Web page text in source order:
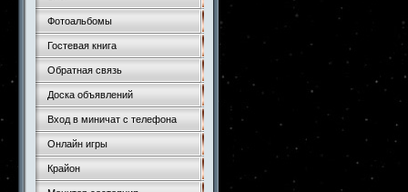
Фотоальбомы
Гостевая книга
Обратная связь
Доска объявлений
Вход в миничат с телефона
Онлайн игры
Крайон